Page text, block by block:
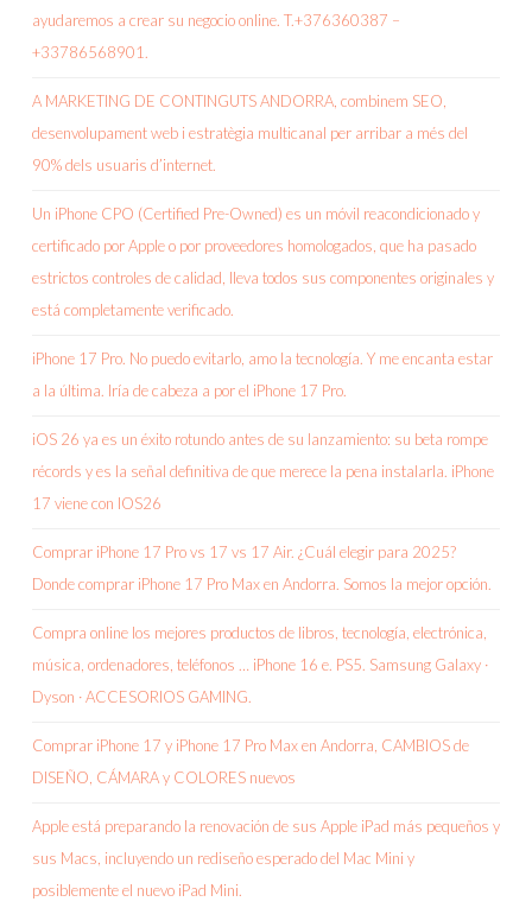
ayudaremos a crear su negocio online. T.+376360387 –
+33786568901.
A MARKETING DE CONTINGUTS ANDORRA, combinem SEO,
desenvolupament web i estratègia multicanal per arribar a més del
90% dels usuaris d’internet.
Un iPhone CPO (Certified Pre-Owned) es un móvil reacondicionado y
certificado por Apple o por proveedores homologados, que ha pasado
estrictos controles de calidad, lleva todos sus componentes originales y
está completamente verificado.
iPhone 17 Pro. No puedo evitarlo, amo la tecnología. Y me encanta estar
a la última. Iría de cabeza a por el iPhone 17 Pro.
iOS 26 ya es un éxito rotundo antes de su lanzamiento: su beta rompe
récords y es la señal definitiva de que merece la pena instalarla. iPhone
17 viene con IOS26
Comprar iPhone 17 Pro vs 17 vs 17 Air. ¿Cuál elegir para 2025?
Donde comprar iPhone 17 Pro Max en Andorra. Somos la mejor opción.
Compra online los mejores productos de libros, tecnología, electrónica,
música, ordenadores, teléfonos … iPhone 16 e. PS5. Samsung Galaxy ·
Dyson · ACCESORIOS GAMING.
Comprar iPhone 17 y iPhone 17 Pro Max en Andorra, CAMBIOS de
DISEÑO, CÁMARA y COLORES nuevos
Apple está preparando la renovación de sus Apple iPad más pequeños y
sus Macs, incluyendo un rediseño esperado del Mac Mini y
posiblemente el nuevo iPad Mini.